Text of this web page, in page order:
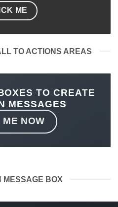
ME
TO ACTIONS AREAS
TO CREATE
MESSAGES
NOW
MESSAGE BOX